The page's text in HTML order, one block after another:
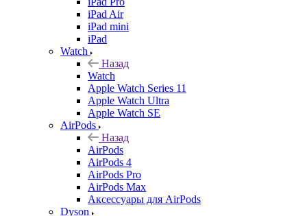
iPad Air
iPad mini
iPad
Watch
Назад
Watch
Apple Watch Series 11
Apple Watch Ultra
Apple Watch SE
AirPods
Назад
AirPods
AirPods 4
AirPods Pro
AirPods Max
Аксессуары для AirPods
Dyson